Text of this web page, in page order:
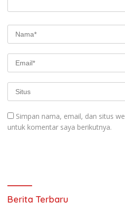
Simpan nama, email, dan situs
untuk komentar saya berikutnya.
Berita Terbaru